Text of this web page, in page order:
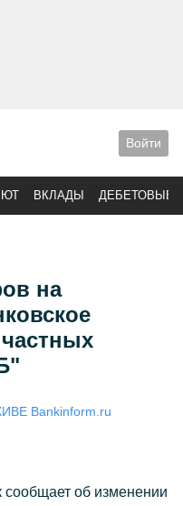
Войти
ВКЛАДЫ ДЕБЕТОВЫЕ
на
Bankinform.ru
об изменении